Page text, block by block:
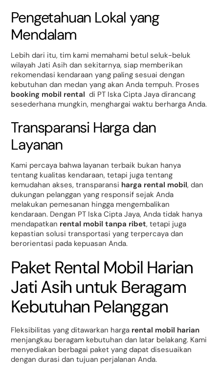
Pengetahuan Lokal yang
Mendalam
Lebih dari itu, tim kami memahami betul seluk-beluk
wilayah Jati Asih dan sekitarnya, siap memberikan
rekomendasi kendaraan yang paling sesuai dengan
kebutuhan dan medan yang akan Anda tempuh. Proses
booking mobil rental di PT Iska Cipta Jaya dirancang
sesederhana mungkin, menghargai waktu berharga Anda.
Transparansi Harga dan
Layanan
Kami percaya bahwa layanan terbaik bukan hanya
tentang kualitas kendaraan, tetapi juga tentang
kemudahan akses, transparansi harga rental mobil, dan
dukungan pelanggan yang responsif sejak Anda
melakukan pemesanan hingga mengembalikan
kendaraan. Dengan PT Iska Cipta Jaya, Anda tidak hanya
mendapatkan rental mobil tanpa ribet, tetapi juga
kepastian solusi transportasi yang terpercaya dan
berorientasi pada kepuasan Anda.
Paket Rental Mobil Harian
Jati Asih untuk Beragam
Kebutuhan Pelanggan
Fleksibilitas yang ditawarkan harga rental mobil harian
menjangkau beragam kebutuhan dan latar belakang. Kami
menyediakan berbagai paket yang dapat disesuaikan
dengan durasi dan tujuan perjalanan Anda.